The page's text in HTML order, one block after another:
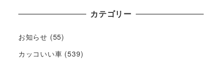
カテゴリー
お知らせ (55)
カッコいい車 (539)